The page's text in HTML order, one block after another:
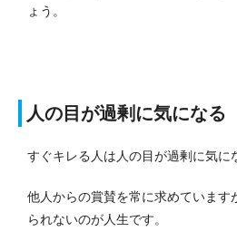
ょう。
人の目が過剰に気になる
すぐキレる人は人の目が過剰に気に
他人からの賞賛を常に求めています
られないのが人生です。